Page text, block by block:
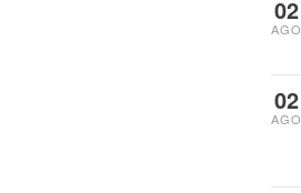
02
AGO
02
AGO